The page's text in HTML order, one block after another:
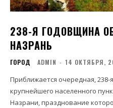
238-Я ГОДОВЩИНА
НАЗРАНЬ
ГОРОД ADMIN - 14 ОКТЯБРЯ,
Приближается очередная,
крупнейшего населенного
Назрани, празднование